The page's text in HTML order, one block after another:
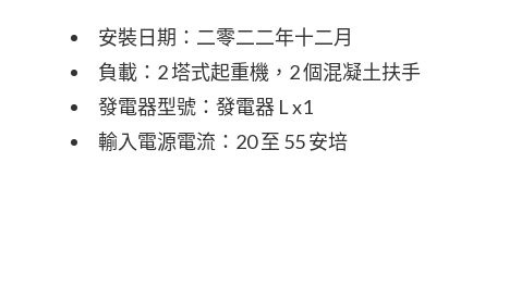
安裝日期：二零二二年十二月
負載：2 塔式起重機，2 個混凝土扶手
發電器型號：發電器 L x1
輸入電源電流：20 至 55 安培